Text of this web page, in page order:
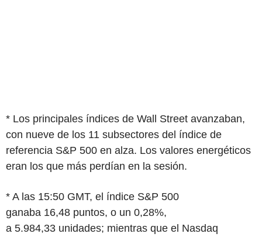
* Los principales índices de Wall Street avanzaban,
con nueve de los 11 subsectores del índice de
referencia S&P 500 en alza. Los valores energéticos
eran los que más perdían en la sesión.
* A las 15:50 GMT, el índice S&P 500
ganaba 16,48 puntos, o un 0,28%,
a 5.984,33 unidades; mientras que el Nasdaq